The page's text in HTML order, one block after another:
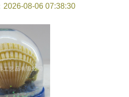
2026-08-06 07:38:30